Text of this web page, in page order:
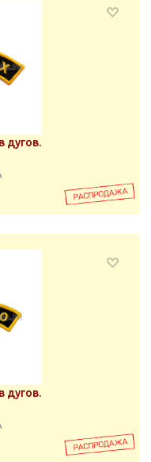
дугов.
дугов.